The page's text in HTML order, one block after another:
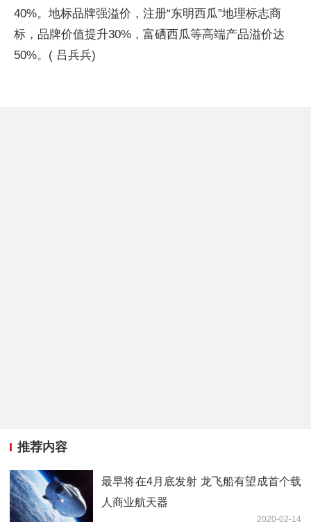
40%。地标品牌强溢价，注册“东明西瓜”地理标志商
标，品牌价值提升30%，富硒西瓜等高端产品溢价达
50%。( 吕兵兵)
推荐内容
最早将在4月底发射 龙飞船有望成首个载
人商业航天器
2020-02-14